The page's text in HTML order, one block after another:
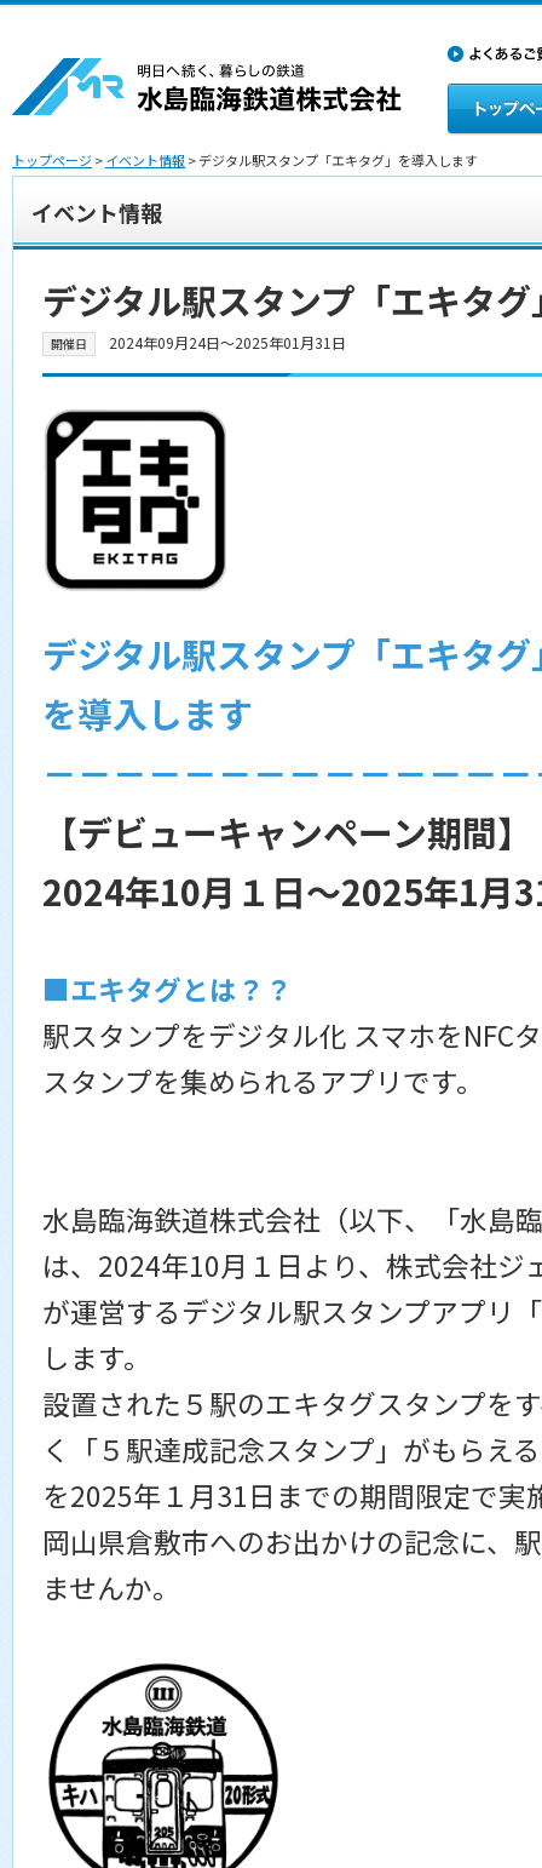
トップページ>イベント情報> デジタル駅スタンプ「エキタグ」を導入します
イベント情報
デジタル駅スタンプ「エキタ
開催日 2024年09月24日〜2025年01月31日
デジタル駅スタンプ「エキタグ
を導入します
－－－－－－－－－－－－－
【デビューキャンペーン期間】
2024年10月１日～2025年1月
■エキタグとは？？
駅スタンプをデジタル化 スマホをNFC
スタンプを集められるアプリです。
水島臨海鉄道株式会社（以下、「水島
は、2024年10月１日より、株式会社ジ
が運営するデジタル駅スタンプアプリ
します。
設置された５駅のエキタグスタンプを
く「５駅達成記念スタンプ」がもらえ
を2025年１月31日までの期間限定で実
岡山県倉敷市へのお出かけの記念に、
ませんか。